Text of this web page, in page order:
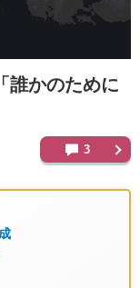
誰かのために
3